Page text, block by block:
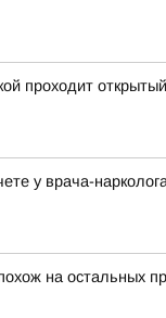
проходит
у врача-
на остальных